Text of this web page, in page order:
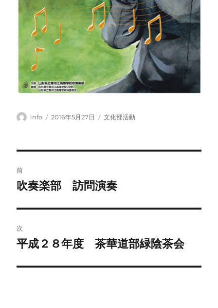
投
info
投
2016年5月27日
カ
文化部活動
稿
ビ
ゲ
ー
前
前
投
稿:
吹奏楽部 訪問演奏
次
次
投
平成２８年度 茶華道部緑陰茶会